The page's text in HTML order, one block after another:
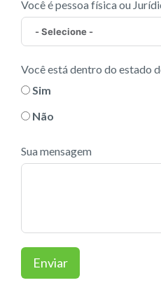
Você é pessoa física ou
Você está dentro do estado
Sim
Não
Sua mensagem
Enviar